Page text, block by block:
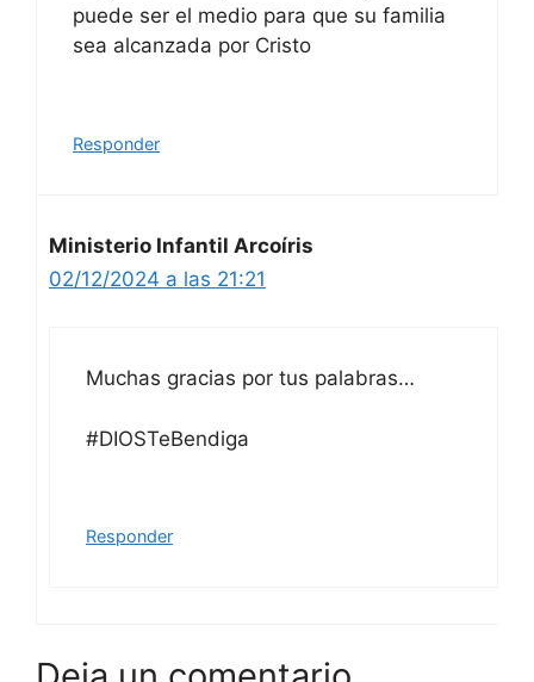
puede ser el medio para que su familia
sea alcanzada por Cristo
Responder
Ministerio Infantil Arcoíris
02/12/2024 a las 21:21
Muchas gracias por tus palabras…
#DIOSTeBendiga
Responder